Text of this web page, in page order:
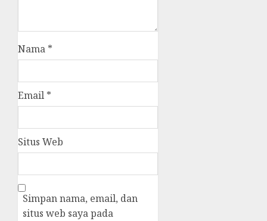
Nama *
Email *
Situs Web
Simpan nama, email, dan
situs web saya pada